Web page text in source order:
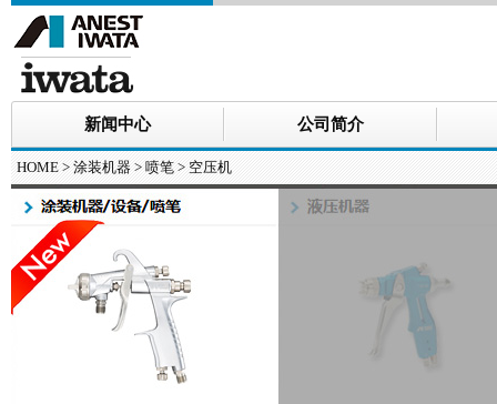
新闻中心 公司简介
HOME > 涂装机器 > 喷笔 > 空压机